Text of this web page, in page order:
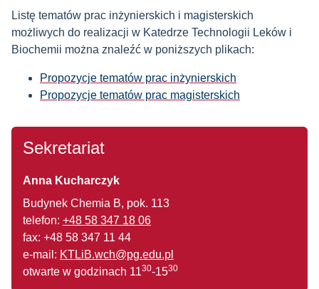
Listę tematów prac inżynierskich i magisterskich
możliwych do realizacji w Katedrze Technologii Leków i
Biochemii można znaleźć w poniższych plikach:
Propozycje tematów prac inżynierskich
Propozycje tematów prac magisterskich
Sekretariat
Anna Kucharczyk
Budynek Chemia B, pok. 113
telefon: +48 58 347 18 06
fax: +48 58 347 11 44
e-mail: KTLiB.wch@pg.edu.pl
otwarte w godzinach 1130-1530